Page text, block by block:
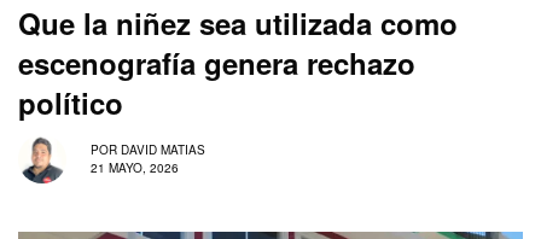
Que la niñez sea utilizada como
escenografía genera rechazo
político
POR DAVID MATIAS
21 MAYO, 2026